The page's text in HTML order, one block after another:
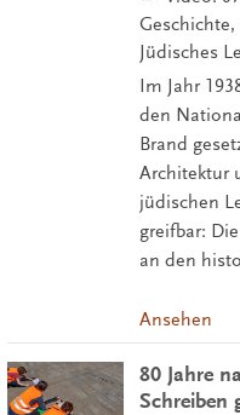
Jüdisches
Im Jahr
den
Brand
Architektur
jüdischen
greifbar:
an den
Ansehen
80 Jahre
Schreiben